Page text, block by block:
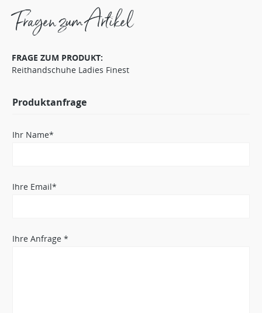
Fragen zum Artikel
FRAGE ZUM PRODUKT:
Reithandschuhe Ladies Finest
Produktanfrage
Ihr Name*
Ihre Email*
Ihre Anfrage *